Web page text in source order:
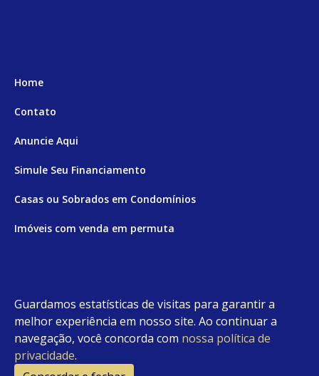
Guardamos estatísticas de visitas para garantir a
melhor experiência em nosso site. Ao continuar a
navegação, você concorda com nossa política de
privacidade.
Home
Contato
Anuncie Aqui
Simule Seu Financiamento
Casas ou Sobrados em Condomínios
Imóveis com venda em permuta
Casa com piscina
Apartamento com piscina